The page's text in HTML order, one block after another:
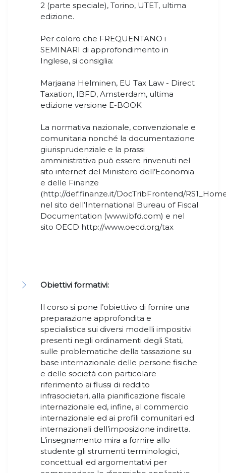
2 (parte speciale), Torino, UTET, ultima
edizione.
Per coloro che FREQUENTANO i
SEMINARI di approfondimento in
Inglese, si consiglia:
Marjaana Helminen, EU Tax Law - Direct
Taxation, IBFD, Amsterdam, ultima
edizione versione E-BOOK
La normativa nazionale, convenzionale e
comunitaria nonché la documentazione
giurisprudenziale e la prassi
amministrativa può essere rinvenuti nel
sito internet del Ministero dell’Economia
e delle Finanze
(http://def.finanze.it/DocTribFrontend/
nel sito dell’International Bureau of Fiscal
Documentation (www.ibfd.com) e nel
sito OECD http://www.oecd.org/tax
Obiettivi formativi:
Il corso si pone l’obiettivo di fornire una
preparazione approfondita e
specialistica sui diversi modelli impositivi
presenti negli ordinamenti degli Stati,
sulle problematiche della tassazione su
base internazionale delle persone fisiche
e delle società con particolare
riferimento ai flussi di reddito
infrasocietari, alla pianificazione fiscale
internazionale ed, infine, al commercio
internazionale ed ai profili comunitari ed
internazionali dell’imposizione indiretta.
L’insegnamento mira a fornire allo
studente gli strumenti terminologici,
concettuali ed argomentativi per